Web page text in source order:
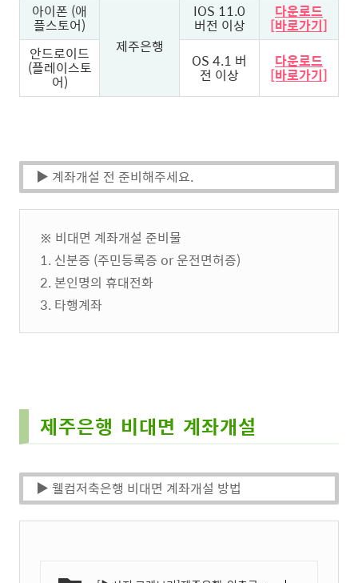
아이폰 (애
플스토어)
제주은행
IOS 11.0
버전 이상
다운로드
[바로가기]
안드로이드
(플레이스토
어)
OS 4.1 버
전 이상
다운로드
[바로가기]
▶ 계좌개설 전 준비해주세요.
※ 비대면 계좌개설 준비물
1. 신분증 (주민등록증 or 운전면허증)
2. 본인명의 휴대전화
3. 타행계좌
제주은행 비대면 계좌개설
▶ 웰컴저축은행 비대면 계좌개설 방법